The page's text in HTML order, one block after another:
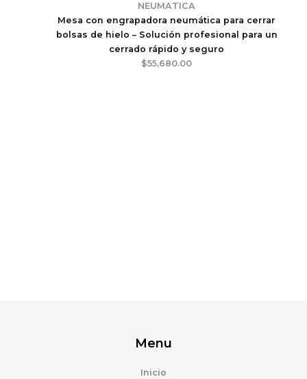
NEUMATICA
Mesa con engrapadora neumática para cerrar
bolsas de hielo – Solución profesional para un
cerrado rápido y seguro
$55,680.00
Menu
Inicio